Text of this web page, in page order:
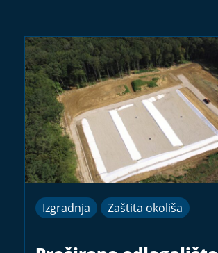
Izgradnja Zaštita okoliša